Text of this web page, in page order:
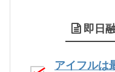
即日
アイフルは